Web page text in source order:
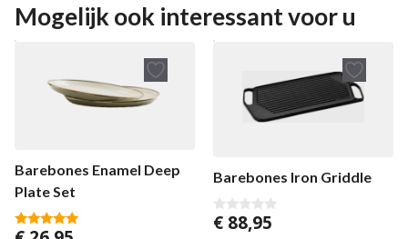
Mogelijk ook interessant voor u
Barebones Enamel Deep
Plate Set
5.00
Barebones Iron Griddle
0
v
€ 88,95